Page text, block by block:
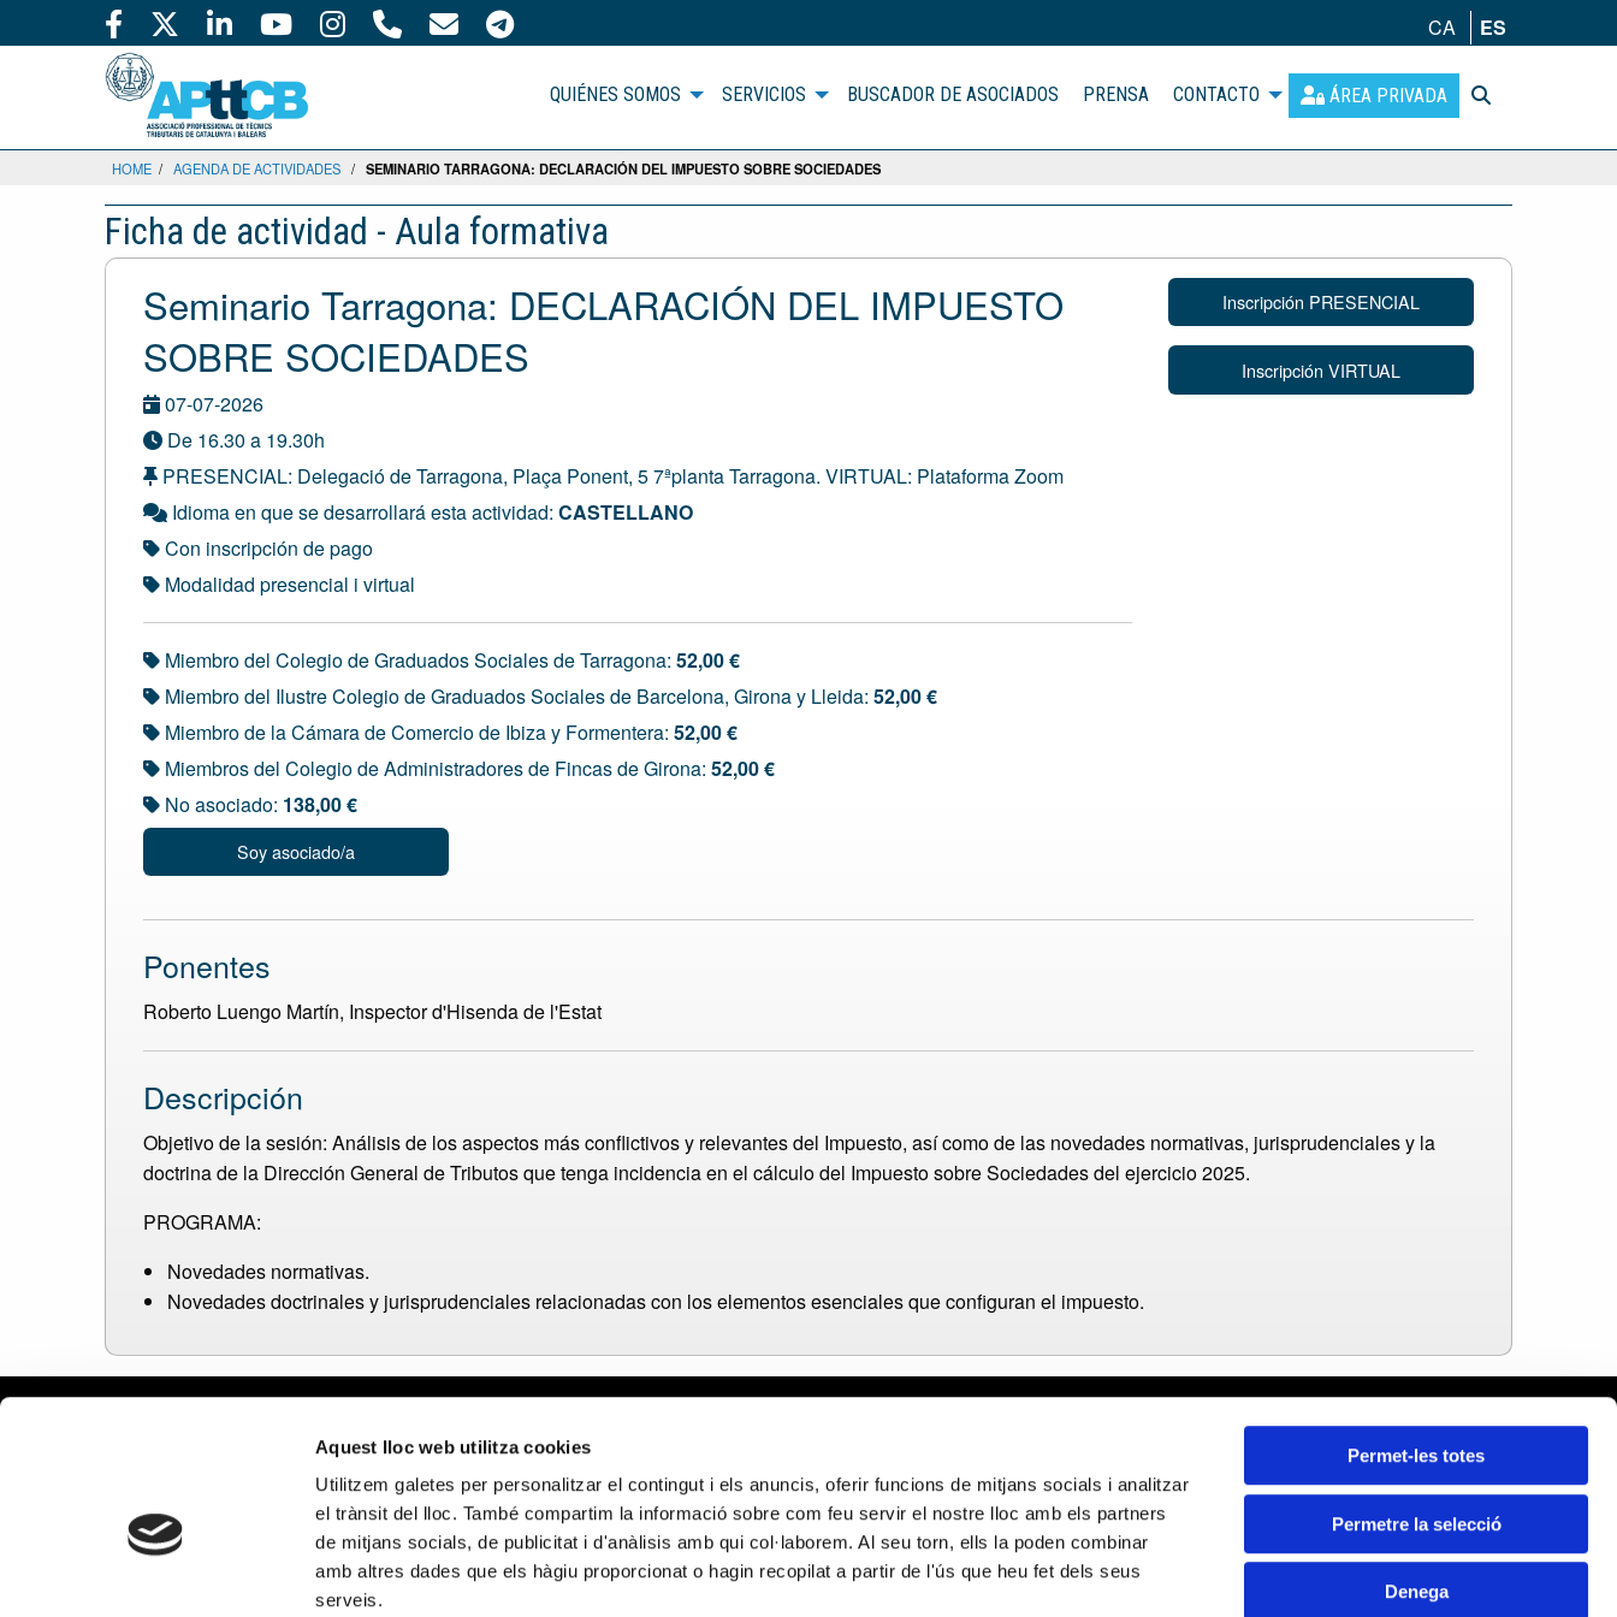
Aquest lloc web utilitza cookies
Utilitzem galetes per personalitzar el contingut i els anuncis, oferir funcions de mitjans socials i analitzar
el trànsit del lloc. També compartim la informació sobre com feu servir el nostre lloc amb els partners
de mitjans socials, de publicitat i d'anàlisis amb qui col·laborem. Al seu torn, ells la poden combinar
amb altres dades que els hàgiu proporcionat o hagin recopilat a partir de l'ús que heu fet dels seus
serveis.
Permet-les totes
Permetre la selecció
Denega
CA ES
QUIÉNES SOMOS SERVICIOS BUSCADOR DE ASOCIADOS PRENSA CONTACTO ÁREA PRIVADA
HOME / AGENDA DE ACTIVIDADES / SEMINARIO TARRAGONA: DECLARACIÓN DEL IMPUESTO SOBRE SOCIEDADES
Ficha de actividad - Aula formativa
Seminario Tarragona: DECLARACIÓN DEL IMPUESTO
SOBRE SOCIEDADES
07-07-2026
De 16.30 a 19.30h
PRESENCIAL: Delegació de Tarragona, Plaça Ponent, 5 7ªplanta Tarragona. VIRTUAL: Plataforma Zoom
Idioma en que se desarrollará esta actividad: CASTELLANO
Con inscripción de pago
Modalidad presencial i virtual
Miembro del Colegio de Graduados Sociales de Tarragona: 52,00 €
Miembro del Ilustre Colegio de Graduados Sociales de Barcelona, Girona y Lleida: 52,00 €
Miembro de la Cámara de Comercio de Ibiza y Formentera: 52,00 €
Miembros del Colegio de Administradores de Fincas de Girona: 52,00 €
No asociado: 138,00 €
Soy asociado/a
Inscripción PRESENCIAL
Inscripción VIRTUAL
Ponentes
Roberto Luengo Martín, Inspector d'Hisenda de l'Estat
Descripción
Objetivo de la sesión: Análisis de los aspectos más conflictivos y relevantes del Impuesto, así como de las novedades normativas, jurisprudenciales y la
doctrina de la Dirección General de Tributos que tenga incidencia en el cálculo del Impuesto sobre Sociedades del ejercicio 2025.
PROGRAMA:
Novedades normativas.
Novedades doctrinales y jurisprudenciales relacionadas con los elementos esenciales que configuran el impuesto.
Política de privacidad
Política de cookies
Política de privacidad
en redes sociales
Delegación Lleida
Delegación Girona
Delegación Tarragona
PROGRAMA KIT DIGITAL COFINANCIADO POR LOS FONDOS NEXT GENERATION (EU) DEL MECANISMO DE RECUPERACIÓN Y RESILENCIA